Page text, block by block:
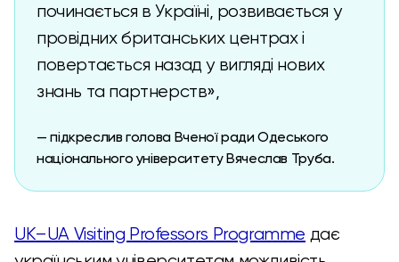
починається в Україні, розвивається у
провідних британських центрах і
повертається назад у вигляді нових
знань та партнерств»,
— підкреслив голова Вченої ради Одеського
національного університету Вячеслав Труба.
UK–UA Visiting Professors Programme дає